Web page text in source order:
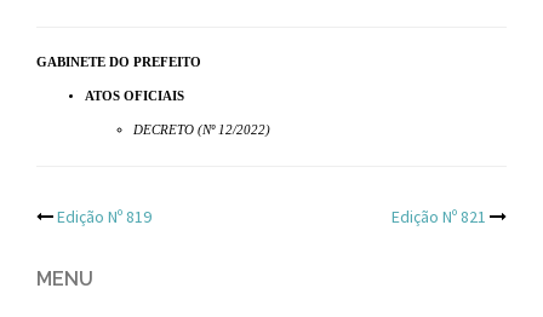
GABINETE DO PREFEITO
ATOS OFICIAIS
DECRETO (Nº 12/2022)
Post
navigation
Edição Nº 819 Edição Nº 821
MENU